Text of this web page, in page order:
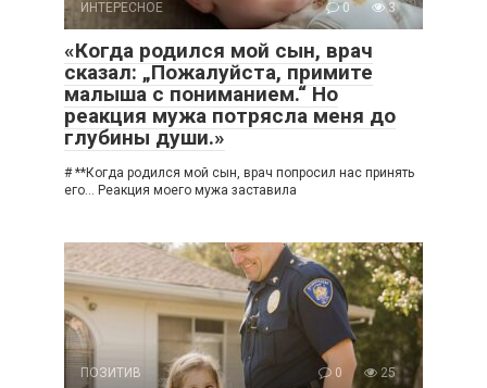
ИНТЕРЕСНОЕ 0 3
«Когда родился мой сын, врач
сказал: „Пожалуйста, примите
малыша с пониманием.“ Но
реакция мужа потрясла меня до
глубины души.»
# **Когда родился мой сын, врач попросил нас принять
его… Реакция моего мужа заставила
ПОЗИТИВ 0 25